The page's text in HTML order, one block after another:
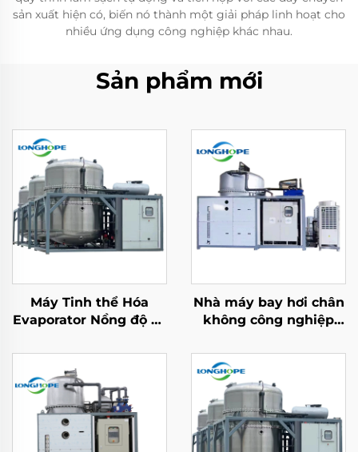
sản xuất hiện có, biến nó thành một giải pháp linh hoạt cho
nhiều ứng dụng công nghiệp khác nhau.
Sản phẩm mới
Máy Tinh thể Hóa
Evaporator Nồng độ và
Công nghiệp cho Xả
Chất Lỏng Không ZLD
Nhà máy bay hơi chân
không công nghiệp
nghiệm Evaporator
Máy thu hồi dung môi